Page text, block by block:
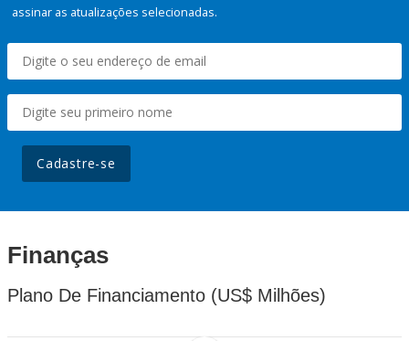
assinar as atualizações selecionadas.
Cadastre-se
Finanças
Plano De Financiamento (US$ Milhões)